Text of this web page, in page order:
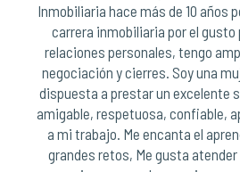
Inmobiliaria hace más de 10 años
carrera inmobiliaria por el gusto
relaciones personales, tengo
negociación y cierres. Soy una
dispuesta a prestar un excelente
amigable, respetuosa, confiable,
a mi trabajo. Me encanta el
grandes retos, Me gusta